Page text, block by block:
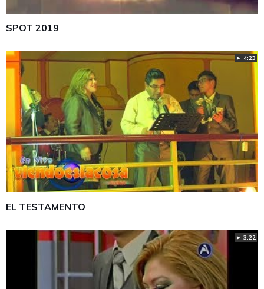
SPOT 2019
► 4:23
EL TESTAMENTO
► 3:22